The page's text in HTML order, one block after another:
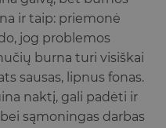
ir taip: priemonė
jog problemos
burna turi visiškai
sausas, lipnus fonas.
naktį, gali padėti ir
sąmoningas darbas